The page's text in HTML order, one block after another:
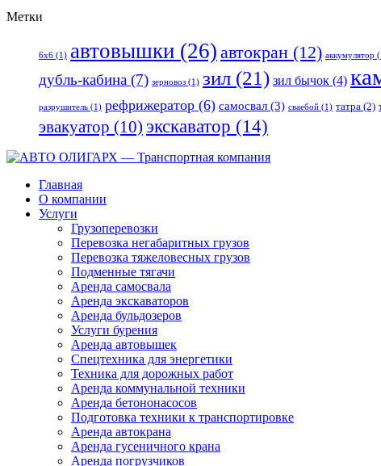
Метки
6x6 (1) автовышки (26) автокран (12) аккумулятор
дубль-кабина (7) зерновоз (1) зил (21) зил бычок (4)
разрушитель (1) рефрижератор (6) самосвал (3) сваебой (1) татра (2)
эвакуатор (10) экскаватор (14)
Главная
О компании
Услуги
Грузоперевозки
Перевозка негабаритных грузов
Перевозка тяжеловесных грузов
Подменные тягачи
Аренда самосвала
Аренда экскаваторов
Аренда бульдозеров
Услуги бурения
Аренда автовышек
Спецтехника для энергетики
Техника для дорожных работ
Аренда коммунальной техники
Аренда бетононасосов
Подготовка техники к транспортировке
Аренда автокрана
Аренда гусеничного крана
Аренда погрузчиков